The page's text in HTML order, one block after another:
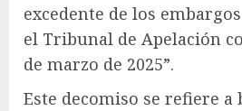
excedente de los
el Tribunal de Apelación
de marzo de 2025”.
Este decomiso se refiere a